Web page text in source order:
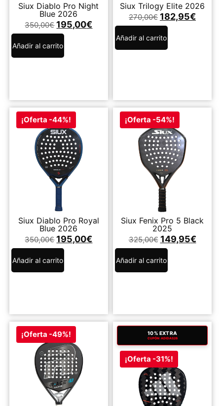
Siux Diablo Pro Night
Blue 2026
350,00€ 195,00€
Añadir al carrito
Siux Trilogy Elite 2026
270,00€ 182,95€
Añadir al carrito
¡Oferta -44%!
Siux Diablo Pro Royal
Blue 2026
350,00€ 195,00€
Añadir al carrito
¡Oferta -54%!
Siux Fenix Pro 5 Black
2025
325,00€ 149,95€
Añadir al carrito
¡Oferta -49%! 10% EXTRA
CUPÓN: ADIDAS26
¡Oferta -31%!